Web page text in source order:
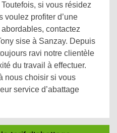
si vous résidez
voulez profiter d’une
contactez
sise à Sanzay. Depuis
ravi notre clientèle
du travail à effectuer.
nous choisir si vous
service d’abattage